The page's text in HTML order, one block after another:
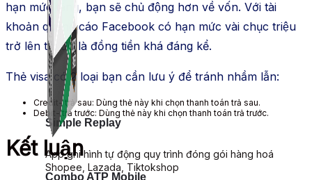
Combo ATP Mobile
Simple Replay
App ghi hình tự động quy trình đóng gói hàng hoá
Shopee, Lazada, Tiktokshop
hạn mức tăng, bạn sẽ chủ động hơn về vốn. Với tài
khoản quảng cáo Facebook có hạn mức vài chục triệu
trở lên thì đó là đồng tiền khá đáng kể.
Thẻ visa có 2 loại bạn cần lưu ý để tránh nhầm lẫn:
Credit- trả sau: Dùng thẻ này khi chọn thanh toán trả sau.
Debit- trả trước: Dùng thẻ này khi chọn thanh toán trả trước.
Kết luận